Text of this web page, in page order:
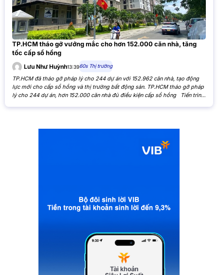
TP.HCM tháo gỡ vướng mắc cho hơn 152.000 căn nhà, tăng
tốc cấp sổ hồng
Lưu Như Huỳnh13:3960s Thị trường
TP.HCM đã tháo gỡ pháp lý cho 244 dự án với 152.962 căn nhà, tạo động
lực mới cho cấp sổ hồng và thị trường bất động sản. TP.HCM tháo gỡ pháp
lý cho 244 dự án, hơn 152.000 căn nhà đủ điều kiện cấp sổ hồng Tiến trình